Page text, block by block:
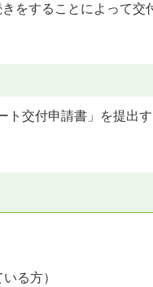
をすることによって交
ト交付申請書」を提出
る方）